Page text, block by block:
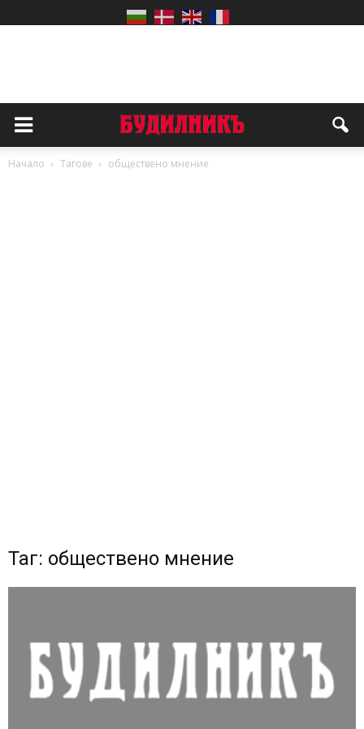
Начало Тагове обществено мнение
Таг: обществено мнение